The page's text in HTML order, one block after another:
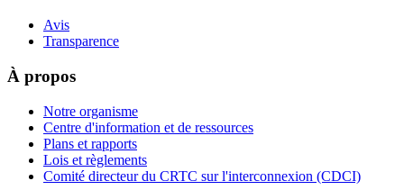
Avis
Transparence
À propos
Notre organisme
Centre d'information et de ressources
Plans et rapports
Lois et règlements
Comité directeur du CRTC sur l'interconnexion (CDCI)